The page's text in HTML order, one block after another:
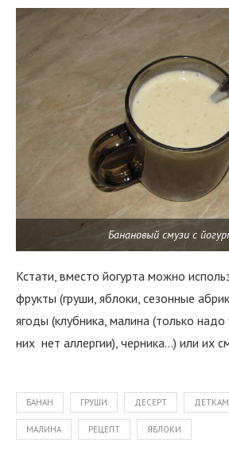
Банановый смузи с
Кстати, вместо йогурта можно
фрукты (груши, яблоки, сезонные
ягоды (клубника, малина (только
них нет аллергии), черника…) или их
БАНАН ГРУШИ ДЕСЕРТ ДЕТКАМ
МАЛИНА РЕЦЕПТ ЯБЛОКИ